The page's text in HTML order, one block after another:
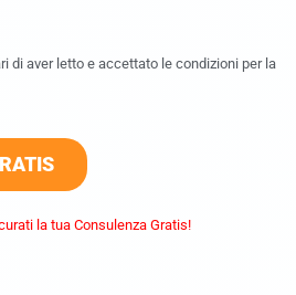
di aver letto e accettato le condizioni per la
la tua Consulenza Gratis!